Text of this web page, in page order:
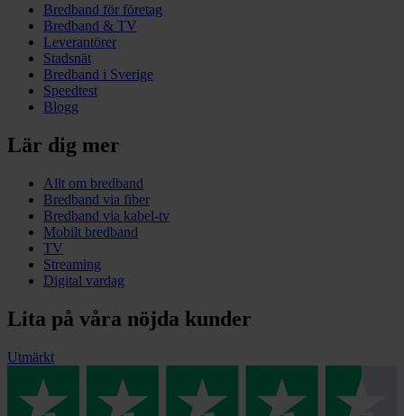
Bredband för företag
Bredband & TV
Leverantörer
Stadsnät
Bredband i Sverige
Speedtest
Blogg
Lär dig mer
Allt om bredband
Bredband via fiber
Bredband via kabel-tv
Mobilt bredband
TV
Streaming
Digital vardag
Lita på våra nöjda kunder
Utmärkt